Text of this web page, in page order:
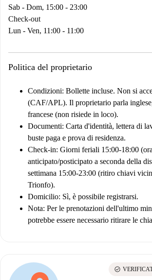
Sab - Dom, 15:00 - 23:00
Check-out
Lun - Ven, 11:00 - 11:00
Politica del proprietario
Condizioni: Bollette incluse. Non si
(CAF/APL). Il proprietario parla
francese (non risiede in loco).
Documenti: Carta d'identità, lettera di
buste paga e prova di residenza.
Check-in: Giorni feriali 15:00-18:00
anticipato/posticipato a seconda della
settimana 15:00-23:00 (ritiro chiavi
Trionfo).
Domicilio: Sì, è possibile registrarsi.
Nota: Per le prenotazioni dell'ultimo
potrebbe essere necessario ritirare le
check_circle